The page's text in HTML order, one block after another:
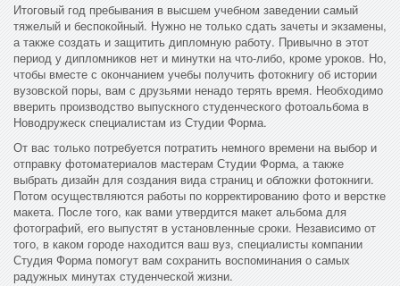
Итоговый год пребывания в высшем учебном заведении самый
тяжелый и беспокойный. Нужно не только сдать зачеты и экзамены,
а также создать и защитить дипломную работу. Привычно в этот
период у дипломников нет и минутки на что-либо, кроме уроков. Но,
чтобы вместе с окончанием учебы получить фотокнигу об истории
вузовской поры, вам с друзьями ненадо терять время. Необходимо
вверить производство выпускного студенческого фотоальбома в
Новодружеск специалистам из Студии Форма.
От вас только потребуется потратить немного времени на выбор и
отправку фотоматериалов мастерам Студии Форма, а также
выбрать дизайн для создания вида страниц и обложки фотокниги.
Потом осуществляются работы по корректированию фото и верстке
макета. После того, как вами утвердится макет альбома для
фотографий, его выпустят в установленные сроки. Независимо от
того, в каком городе находится ваш вуз, специалисты компании
Студия Форма помогут вам сохранить воспоминания о самых
радужных минутах студенческой жизни.